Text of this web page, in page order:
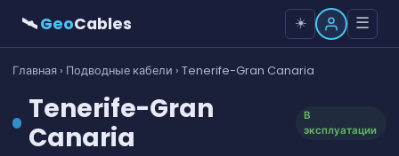
🛰GeoCables ☀️ ☰
Главная› Подводные кабели › Tenerife-Gran Canaria
Tenerife-Gran
Canaria
В
эксплуатации